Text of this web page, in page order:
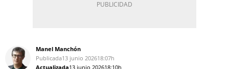
Manel Manchón
Publicada13 junio 202618:07h
Actualizada13 junio 202618:10h